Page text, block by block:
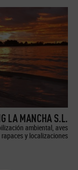
LA MANCHA S.L.
ambiental, aves
rapaces y localizaciones